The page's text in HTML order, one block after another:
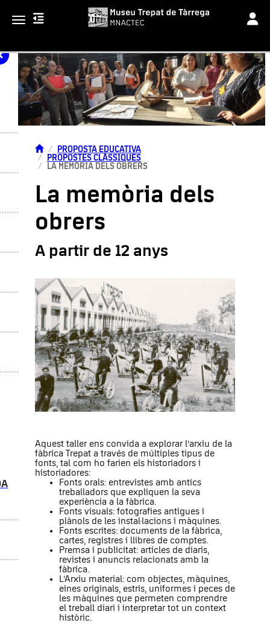
Toggle navigation
PROPOSTA EDUCATIVA
PROPOSTES CLÀSSIQUES
LA MEMÒRIA DELS OBRERS
La memòria dels
obrers
A partir de 12 anys
Aquest taller ens convida a explorar l’arxiu de la
fàbrica Trepat a través de múltiples tipus de
fonts, tal com ho farien els historiadors i
historiadores:
Fonts orals: entrevistes amb antics
treballadors que expliquen la seva
experiència a la fàbrica.
Fonts visuals: fotografies antigues i
plànols de les instal·lacions i màquines.
Fonts escrites: documents de la fàbrica,
cartes, registres i llibres de comptes.
Premsa i publicitat: articles de diaris,
revistes i anuncis relacionats amb la
fàbrica.
L’Arxiu material: com objectes, màquines,
eines originals, estris, uniformes i peces de
les màquines que permeten comprendre
el treball diari i interpretar tot un context
històric.